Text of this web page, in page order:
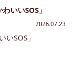
わいいSOS」
2026.07.23